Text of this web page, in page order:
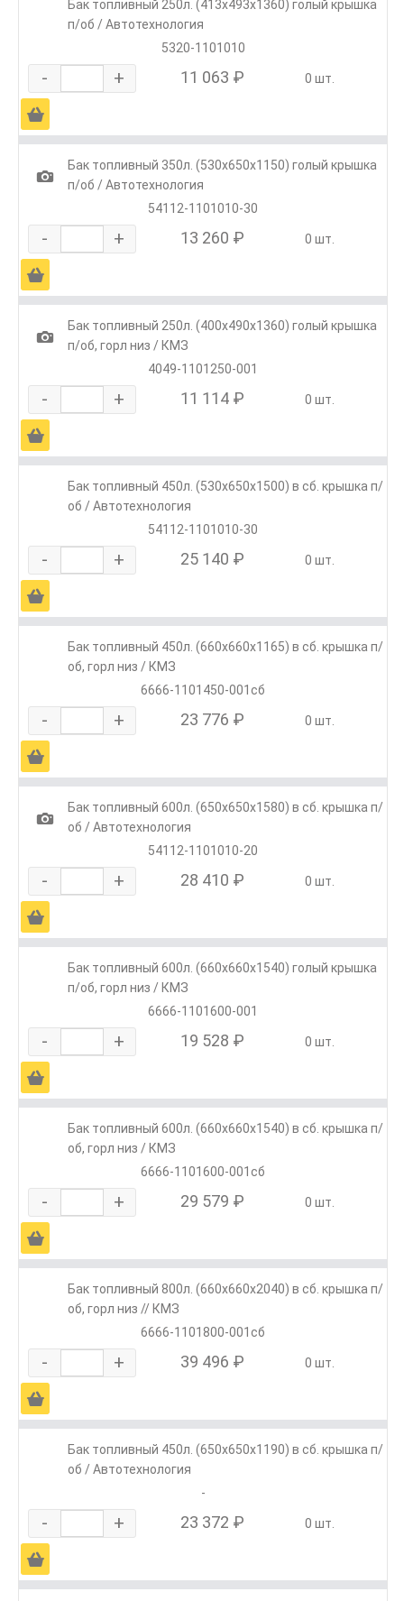
Бак топливный 250л. (413х493х1360) голый крышка
п/об / Автотехнология
5320-1101010
- + 11 063 ₽ 0 шт.
Ä
1
Бак топливный 350л. (530х650х1150) голый крышка
п/об / Автотехнология
54112-1101010-30
- + 13 260 ₽ 0 шт.
Ä
1
Бак топливный 250л. (400х490х1360) голый крышка
п/об, горл низ / КМЗ
4049-1101250-001
- + 11 114 ₽ 0 шт.
Ä
Бак топливный 450л. (530х650х1500) в сб. крышка п/
об / Автотехнология
54112-1101010-30
- + 25 140 ₽ 0 шт.
Ä
Бак топливный 450л. (660х660х1165) в сб. крышка п/
об, горл низ / КМЗ
6666-1101450-001сб
- + 23 776 ₽ 0 шт.
Ä
1
Бак топливный 600л. (650х650х1580) в сб. крышка п/
об / Автотехнология
54112-1101010-20
- + 28 410 ₽ 0 шт.
Ä
Бак топливный 600л. (660х660х1540) голый крышка
п/об, горл низ / КМЗ
6666-1101600-001
- + 19 528 ₽ 0 шт.
Ä
Бак топливный 600л. (660х660х1540) в сб. крышка п/
об, горл низ / КМЗ
6666-1101600-001сб
- + 29 579 ₽ 0 шт.
Ä
Бак топливный 800л. (660х660х2040) в сб. крышка п/
об, горл низ // КМЗ
6666-1101800-001сб
- + 39 496 ₽ 0 шт.
Ä
Бак топливный 450л. (650х650х1190) в сб. крышка п/
об / Автотехнология
-
- + 23 372 ₽ 0 шт.
Ä